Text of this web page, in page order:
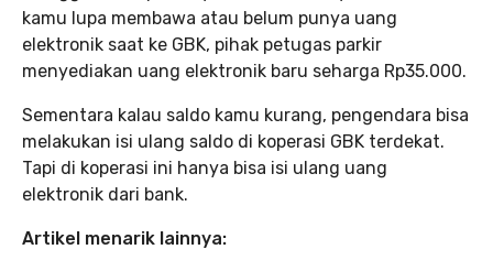
kamu lupa membawa atau belum punya uang
elektronik saat ke GBK, pihak petugas parkir
menyediakan uang elektronik baru seharga Rp35.000.
Sementara kalau saldo kamu kurang, pengendara bisa
melakukan isi ulang saldo di koperasi GBK terdekat.
Tapi di koperasi ini hanya bisa isi ulang uang
elektronik dari bank.
Artikel menarik lainnya: